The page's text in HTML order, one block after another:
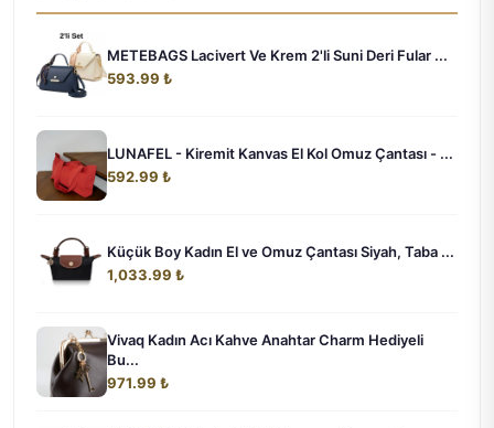
METEBAGS Lacivert Ve Krem 2'li Suni Deri Fular ...
593.99 ₺
LUNAFEL - Kiremit Kanvas El Kol Omuz Çantası - ...
592.99 ₺
Küçük Boy Kadın El ve Omuz Çantası Siyah, Taba ...
1,033.99 ₺
Vivaq Kadın Acı Kahve Anahtar Charm Hediyeli
Bu...
971.99 ₺